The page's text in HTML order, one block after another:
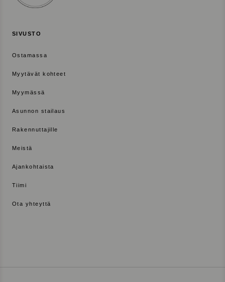
SIVUSTO
Ostamassa
Myytävät kohteet
Myymässä
Asunnon stailaus
Rakennuttajille
Meistä
Ajankohtaista
Tiimi
Ota yhteyttä